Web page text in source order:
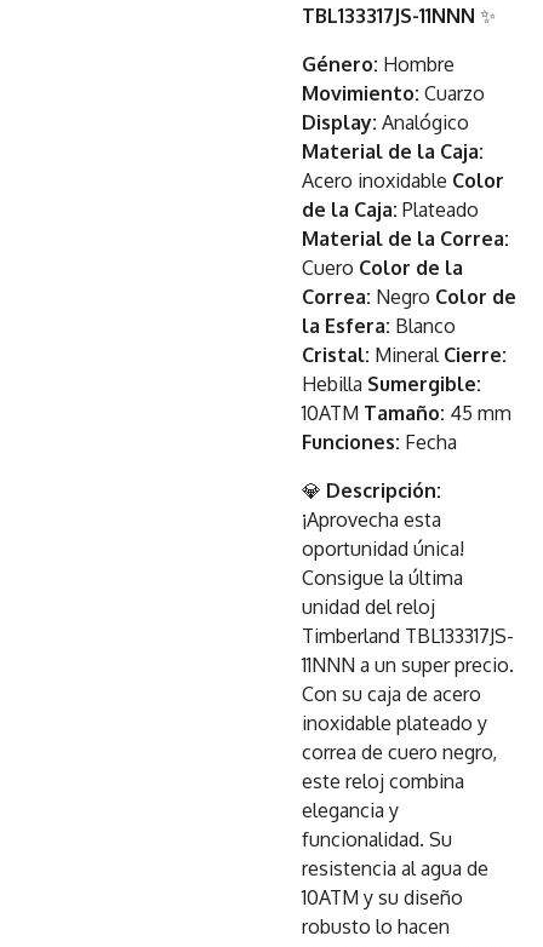
TBL133317JS-11NNN ✨
Género: Hombre
Movimiento: Cuarzo
Display: Analógico
Material de la Caja:
Acero inoxidable Color
de la Caja: Plateado
Material de la Correa:
Cuero Color de la
Correa: Negro Color de
la Esfera: Blanco
Cristal: Mineral Cierre:
Hebilla Sumergible:
10ATM Tamaño: 45 mm
Funciones: Fecha
💎 Descripción:
¡Aprovecha esta
oportunidad única!
Consigue la última
unidad del reloj
Timberland TBL133317JS-
11NNN a un super precio.
Con su caja de acero
inoxidable plateado y
correa de cuero negro,
este reloj combina
elegancia y
funcionalidad. Su
resistencia al agua de
10ATM y su diseño
robusto lo hacen